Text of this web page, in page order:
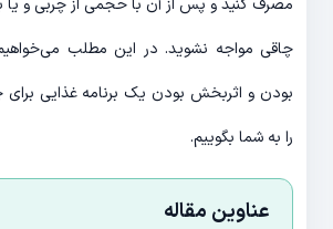
مصرف کنید و پس از آن با حجمی از چربی و یا
چاقی مواجه نشوید. در این مطلب
بودن و اثربخش بودن یک برنامه غذایی
را به شما بگوییم.
عناوین مقاله